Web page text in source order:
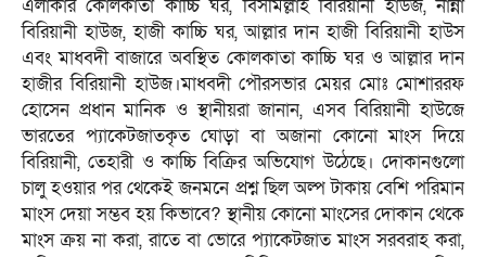
এলাকার কোলকাতা কাচ্চি ঘর, বিসমিল্লাহ বিরিয়ানী হাউজ, নান্না
বিরিয়ানী হাউজ, হাজী কাচ্চি ঘর, আল্লার দান হাজী বিরিয়ানী হাউস
এবং মাধবদী বাজারে অবস্থিত কোলকাতা কাচ্চি ঘর ও আল্লার দান
হাজীর বিরিয়ানী হাউজ।মাধবদী পৌরসভার মেয়র মোঃ মোশাররফ
হোসেন প্রধান মানিক ও স্থানীয়রা জানান, এসব বিরিয়ানী হাউজে
ভারতের প্যাকেটজাতকৃত ঘোড়া বা অজানা কোনো মাংস দিয়ে
বিরিয়ানী, তেহারী ও কাচ্চি বিক্রির অভিযোগ উঠেছে। দোকানগুলো
চালু হওয়ার পর থেকেই জনমনে প্রশ্ন ছিল অল্প টাকায় বেশি পরিমান
মাংস দেয়া সম্ভব হয় কিভাবে? স্থানীয় কোনো মাংসের দোকান থেকে
মাংস ক্রয় না করা, রাতে বা ভোরে প্যাকেটজাত মাংস সরবরাহ করা,